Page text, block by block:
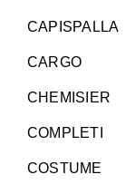
CAPISPALLA
CARGO
CHEMISIER
COMPLETI
COSTUME